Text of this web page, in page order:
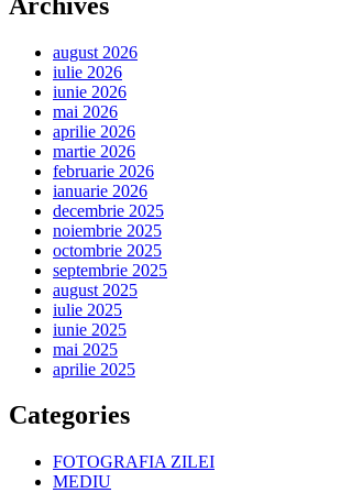
august 2026
iulie 2026
iunie 2026
mai 2026
aprilie 2026
martie 2026
februarie 2026
ianuarie 2026
decembrie 2025
noiembrie 2025
octombrie 2025
septembrie 2025
august 2025
iulie 2025
iunie 2025
mai 2025
aprilie 2025
Categories
FOTOGRAFIA ZILEI
MEDIU